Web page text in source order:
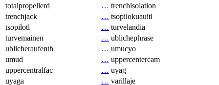
totalpropellerd
… trenchisolation
trenchjack
… tsopilokuauitl
tsopilotl
… turvelandia
turvemainen
… ublichephrase
ublicheraufenth
… umucyo
umud
… uppercentercam
uppercentralfac
… uyag
uyaga
… varillaje